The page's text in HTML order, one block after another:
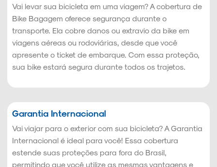
Vai levar sua bicicleta em uma viagem? A cobertura de
Bike Bagagem oferece segurança durante o
transporte. Ela cobre danos ou extravio da bike em
viagens aéreas ou rodoviárias, desde que você
apresente o ticket de embarque. Com essa proteção,
sua bike estará segura durante todos os trajetos.
Garantia Internacional
Vai viajar para o exterior com sua bicicleta? A Garantia
Internacional é ideal para você! Essa cobertura
estende suas proteções para fora do Brasil,
permitindo que você utilize as mesmas vantagens e